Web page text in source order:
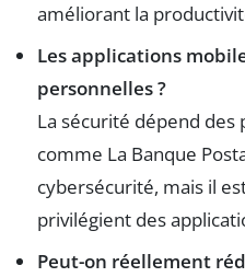
améliorant la
Les applications
personnelles ?
La sécurité dépend des
comme La Banque
cybersécurité, mais il
privilégient des
Peut-on réellement